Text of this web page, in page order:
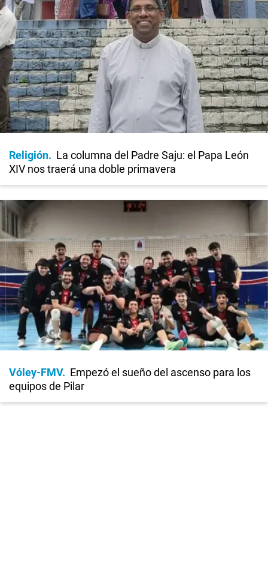
Religión
La columna del Padre Saju: el Papa León
XIV nos traerá una doble primavera
Vóley-FMV
Empezó el sueño del ascenso para los
equipos de Pilar